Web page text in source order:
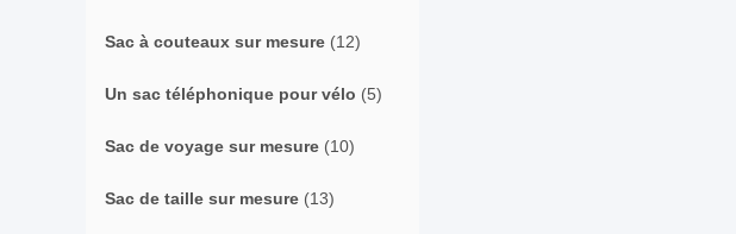
Sac à couteaux sur mesure (12)
Un sac téléphonique pour vélo (5)
Sac de voyage sur mesure (10)
Sac de taille sur mesure (13)